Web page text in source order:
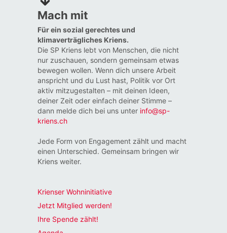
Mach mit
Für ein sozial gerechtes und
klimaverträgliches Kriens.
Die SP Kriens lebt von Menschen, die nicht
nur zuschauen, sondern gemeinsam etwas
bewegen wollen. Wenn dich unsere Arbeit
anspricht und du Lust hast, Politik vor Ort
aktiv mitzugestalten – mit deinen Ideen,
deiner Zeit oder einfach deiner Stimme –
dann melde dich bei uns unter info@sp-
kriens.ch
Jede Form von Engagement zählt und macht
einen Unterschied. Gemeinsam bringen wir
Kriens weiter.
Krienser Wohninitiative
Jetzt Mitglied werden!
Ihre Spende zählt!